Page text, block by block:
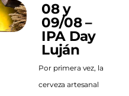
08 y
09/08 –
IPA Day
Luján
Por primera vez, la
cerveza artesanal